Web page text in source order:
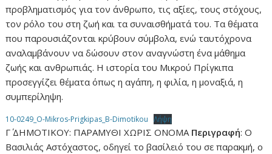
προβληματισμός για τον άνθρωπο, τις αξίες, τους στόχους,
τον ρόλο του στη ζωή και τα συναισθήματά του. Τα θέματα
που παρουσιάζονται κρύβουν σύμβολα, ενώ ταυτόχρονα
αναλαμβάνουν να δώσουν στον αναγνώστη ένα μάθημα
ζωής και ανθρωπιάς. Η ιστορία του Μικρού Πρίγκιπα
προσεγγίζει θέματα όπως η αγάπη, η φιλία, η μοναξιά, η
συμπερίληψη.
10-0249_O-Mikros-Prigkipas_B-Dimotikou Λήψη
Γ΄ ΔΗΜΟΤΙΚΟΥ: ΠΑΡΑΜΥΘΙ ΧΩΡΙΣ ΟΝΟΜΑ Περιγραφή: Ο
Βασιλιάς Αστόχαστος, οδηγεί το βασίλειό του σε παρακμή, ο